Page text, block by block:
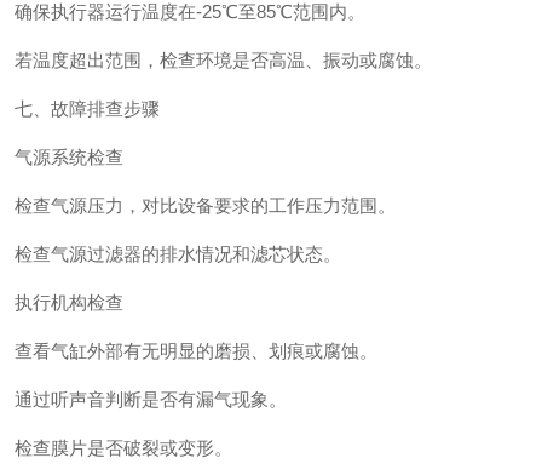
确保执行器运行温度在-25℃至85℃范围内。
若温度超出范围，检查环境是否高温、振动或腐蚀。
七、故障排查步骤
气源系统检查‌
检查气源压力，对比设备要求的工作压力范围。
检查气源过滤器的排水情况和滤芯状态。
执行机构检查‌
查看气缸外部有无明显的磨损、划痕或腐蚀。
通过听声音判断是否有漏气现象。
检查膜片是否破裂或变形。